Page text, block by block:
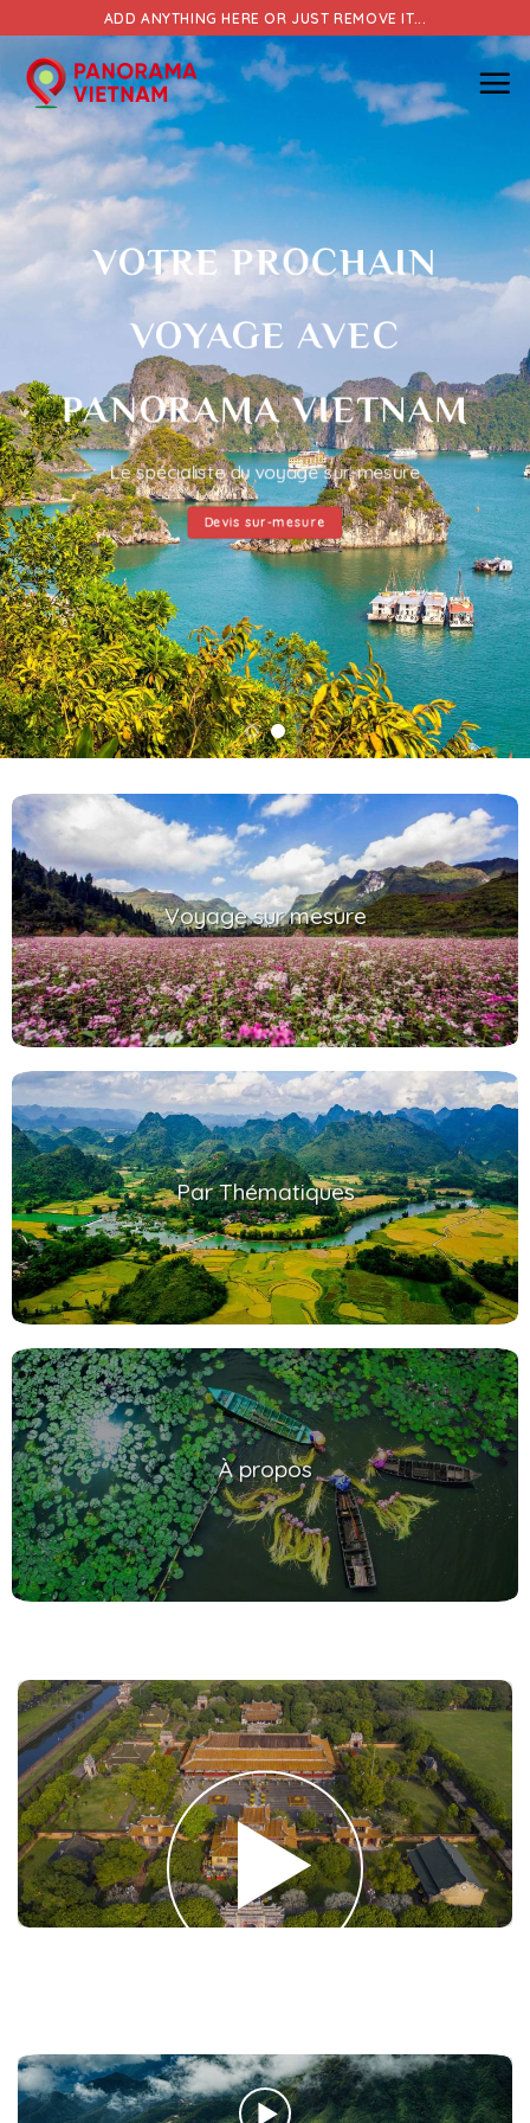
to
content
ADD ANYTHING HERE OR JUST REMOVE IT...
VOTRE PROCHAIN
VOYAGE AVEC
PANORAMA VIETNAM
Le spécialiste du voyage sur-mesure
Devis sur-mesure
Voyage sur mesure
Par Thématiques
À propos